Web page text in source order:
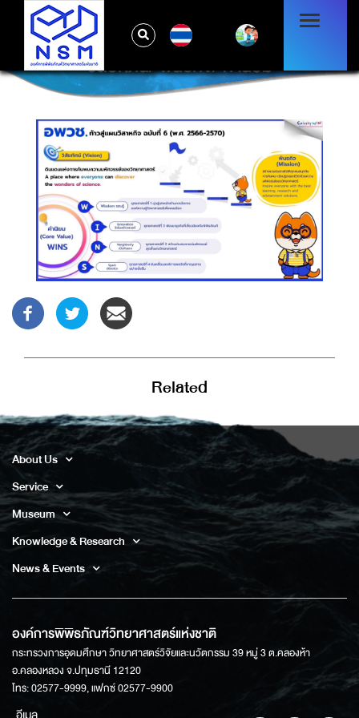
วิสัยทัศน์/ พันธกิจ/ ค่านิยม
Related
About Us
Service
Museum
Knowledge & Research
News & Events
องค์การพิพิธภัณฑ์วิทยาศาสตร์แห่งชาติ
กระทรวงการอุดมศึกษา วิทยาศาสตร์วิจัยและนวัตกรรม 39 หมู่ 3 ต.คลองห้า
อ.คลองหลวง จ.ปทุมธานี 12120
โทร: 02577-9999, แฟกซ์ 02577-9900